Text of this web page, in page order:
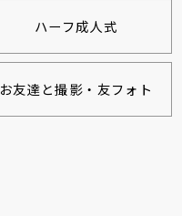
ハーフ成人式
お友達と撮影・友フォト